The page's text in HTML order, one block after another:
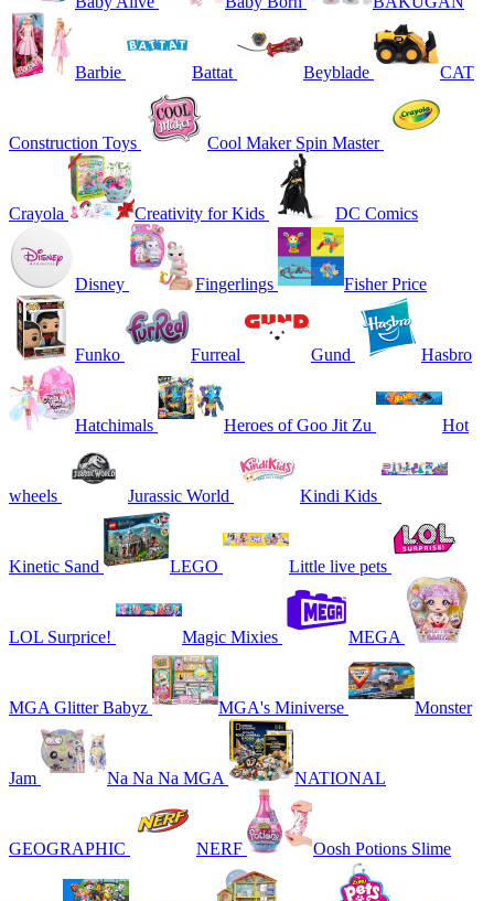
Barbie Battat Beyblade CAT
Construction Toys Cool Maker Spin Master
Crayola Creativity for Kids DC Comics
Disney Fingerlings Fisher Price
Funko Furreal Gund Hasbro
Hatchimals Heroes of Goo Jit Zu Hot
wheels Jurassic World Kindi Kids
Kinetic Sand LEGO Little live pets
LOL Surprice! Magic Mixies MEGA
MGA Glitter Babyz MGA's Miniverse Monster
Jam Na Na Na MGA NATIONAL
GEOGRAPHIC NERF Oosh Potions Slime